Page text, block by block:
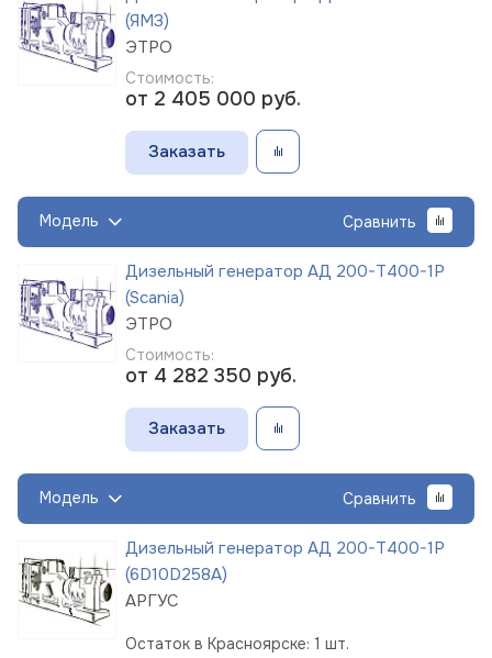
(ЯМЗ)
ЭТРО
Стоимость:
от 2 405 000 руб.
Заказать
Модель Сравнить
Дизельный генератор АД 200-Т400-1Р
(Scania)
ЭТРО
Стоимость:
от 4 282 350 руб.
Заказать
Модель Сравнить
Дизельный генератор АД 200-Т400-1Р
(6D10D258A)
АРГУС
Остаток в Красноярске: 1 шт.